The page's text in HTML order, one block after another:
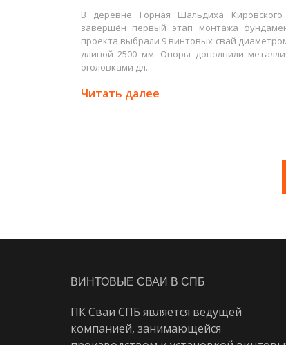
В деревне Горная Шальдиха
завершён первый этап монтажа
проекта выбрали 9 винтовых свай
длиной 2500 мм. Опоры дополнили
оголовками дл...
Читать далее
ВИНТОВЫЕ СВАИ В СПБ
ПК Сваи СПБ является ведущей
компанией, занимающейся